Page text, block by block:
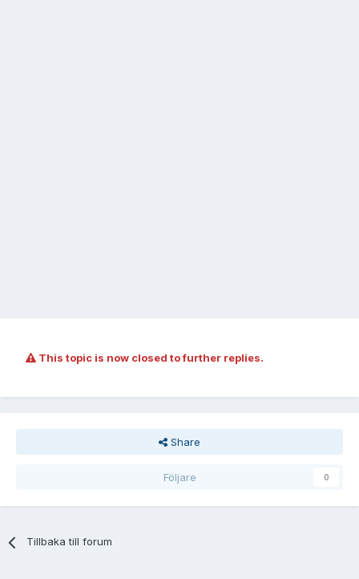
This topic is now closed to further replies.
Share
Följare 0
Tillbaka till forum